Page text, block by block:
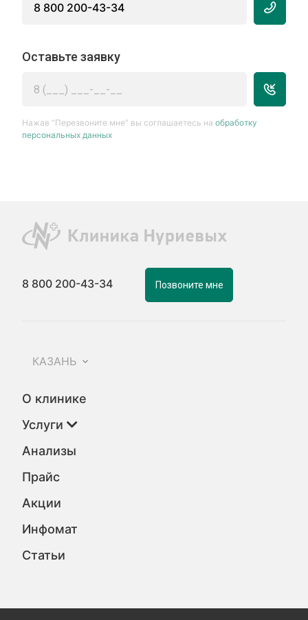
8 800 200-43-34
Оставьте заявку
Нажав “Перезвоните мне” вы соглашаетесь наобработку
персональных данных
8 800 200-43-34 Позвоните мне
КАЗАНЬ
О клинике
Услуги
Анализы
Прайс
Акции
Инфомат
Статьи